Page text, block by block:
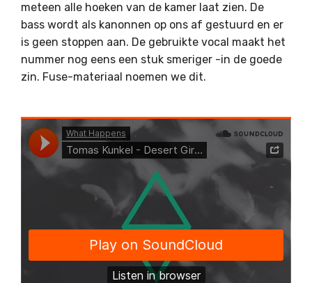
meteen alle hoeken van de kamer laat zien. De
bass wordt als kanonnen op ons af gestuurd en er
is geen stoppen aan. De gebruikte vocal maakt het
nummer nog eens een stuk smeriger -in de goede
zin. Fuse-materiaal noemen we dit.